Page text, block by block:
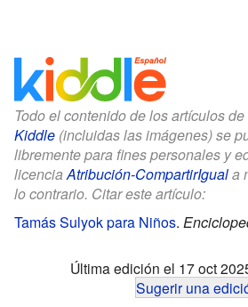
Todo el contenido de los artículos de
Kiddle (incluidas las imágenes) se
libremente para fines personales y
licenciaAtribución-CompartirIguala
lo contrario. Citar este artículo:
Tamás Sulyok para Niños.
Última edición el 17 oct
Sugerir una